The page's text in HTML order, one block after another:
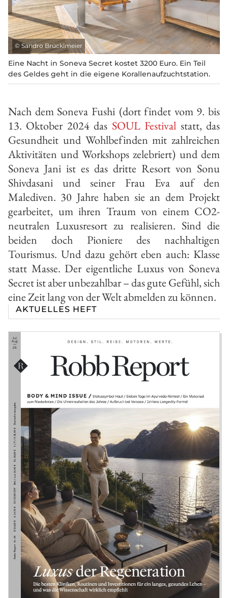
AKTUELLES HEFT
© Sandro Brücklmeier
Eine Nacht in Soneva Secret kostet 3200 Euro. Ein Teil
des Geldes geht in die eigene Korallenauf­zuchtstation.
Nach dem Soneva Fushi (dort findet vom 9. bis
13. Oktober 2024 das SOUL Festival statt, das
Gesundheit und Wohlbefinden mit zahlreichen
Aktivitäten und Workshops zelebriert) und dem
Soneva Jani ist es das dritte Resort von Sonu
Shivdasani und seiner Frau Eva auf den
Malediven. 30 Jahre haben sie an dem Projekt
gearbeitet, um ihren Traum von einem CO2-
neutralen Luxusresort zu realisieren. Sind die
beiden doch Pioniere des nachhaltigen
Tourismus. Und dazu gehört eben auch: Klasse
statt Masse. Der eigentliche Luxus von Soneva
Secret ist aber unbezahlbar – das gute Gefühl, sich
eine Zeit lang von der Welt abmelden zu können.